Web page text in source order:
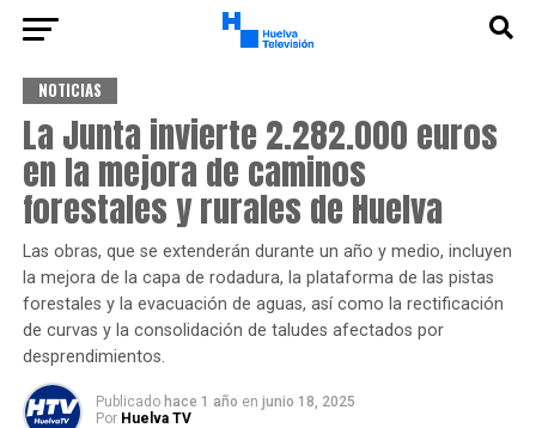
NOTICIAS
La Junta invierte 2.282.000 euros
en la mejora de caminos
forestales y rurales de Huelva
Las obras, que se extenderán durante un año y medio, incluyen
la mejora de la capa de rodadura, la plataforma de las pistas
forestales y la evacuación de aguas, así como la rectificación
de curvas y la consolidación de taludes afectados por
desprendimientos.
Publicado hace 1 año en junio 18, 2025
Por Huelva TV